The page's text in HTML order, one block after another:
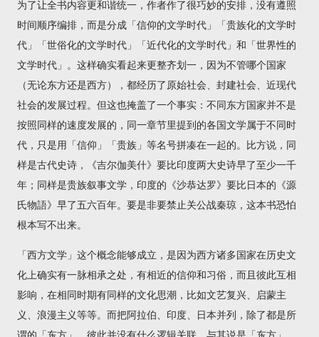
为了让全书内容更和谐统一，作者作了很巧妙的安排，没有遵照
时间顺序编排，而是分成「信仰的文学时代」「贵族化的文学时
代」「世俗化的文学时代」「近代化的文学时代」和「世界性的
文学时代」。这样确实看起来更整齐划一，因为不管哪个国家
（无论东方还是西方），都经历了原始社会、封建社会、近现代
社会的发展过程。但这也掩盖了一个事实：不同东方国家并不是
按照同样的速度发展的，同一章节里提到的各国文学属于不同时
代，只是用「信仰」「贵族」等名号拼凑在一起的。比方说，同
样是古代史诗，《吉尔伽美什》要比印度两大史诗早了至少一千
年；同样是贵族叙事文学，印度的《沙恭达罗》要比日本的《源
氏物語》早了五六百年。要是非要禁止关公战秦琼，这本书恐怕
根本写不出来。
「西方文学」这个概念能够成立，是因为西方诸多国家在历史文
化上确实有一脉相承之处，有相近的信仰和习俗，而且彼此互相
影响，在相同时期有同样的文化思潮，比如文艺复兴、启蒙主
义、浪漫主义等等。而把阿拉伯、印度、日本并列，除了都是所
谓的「东方」，彼此并没有什么逻辑关联。与其说是「东方」，